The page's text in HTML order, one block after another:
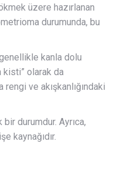
üzere hazırlanan
durumunda, bu
kanla dolu
kisti” olarak da
ve akışkanlığındaki
durumdur. Ayrıca,
kaynağıdır.